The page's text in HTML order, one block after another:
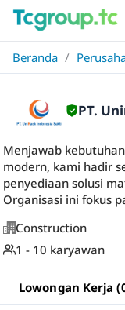
Beranda /
PT.
Menjawab
modern, kami hadir
penyediaan solusi
Organisasi ini fokus
Construction
1 - 10 karyawan
Lowongan Kerja